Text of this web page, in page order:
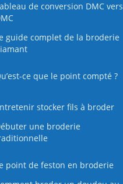
de conversion DMC vers
guide complet de la broderie
ce que le point compté ?
stocker fils à broder
une broderie
point de feston en broderie